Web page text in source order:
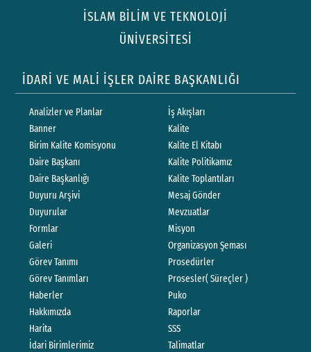
İSLAM BİLİM VE TEKNOLOJİ
ÜNİVERSİTESİ
İDARİ VE MALİ İŞLER DAİRE BAŞKANLIĞI
Analizler ve Planlar
Banner
Birim Kalite Komisyonu
Daire Başkanı
Daire Başkanlığı
Duyuru Arşivi
Duyurular
Formlar
Galeri
Görev Tanımı
Görev Tanımları
Haberler
Hakkımızda
Harita
İdari Birimlerimiz
İş Akışları
Kalite
Kalite El Kitabı
Kalite Politikamız
Kalite Toplantıları
Mesaj Gönder
Mevzuatlar
Misyon
Organizasyon Şeması
Prosedürler
Prosesler( Süreçler )
Puko
Raporlar
SSS
Talimatlar